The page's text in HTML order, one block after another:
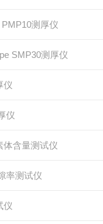
测厚仪
SMP30测厚仪
仪
仪
体含量测试仪
率测试仪
仪